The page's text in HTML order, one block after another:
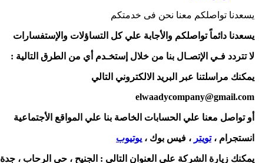
يسعدنا تواصلكم معنا نحن فى خدمتكم
يسعدنا دائماً تواصلكم والأجابة علي كل التساؤلات والإستفسارات
لا تتردد فـي الإتصـال بنا من خلال إستخـدم أي من الطرق التالية :
يمكنك مراسلتنا عبر البريد الالكتروني التالي
elwaadycompany@gmail.com
أو تواصل معنا علي الحسابات الخاصة بنا علي المواقع الأجتماعية
انستجرام ،تويتر ، فيس بوك ، يوتيوب
يمكنك زيارة الشركة علي العنوان التالي : الجنيح ، حي الرحاب ، جدة